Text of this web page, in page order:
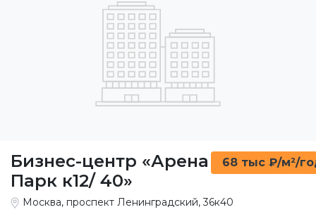
Бизнес-центр «Арена
Парк к12/ 40»
68 тыс ₽/м²/
Москва, проспект Ленинградский, 36к40